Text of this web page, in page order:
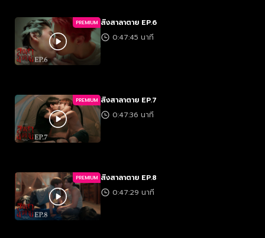
PREMIUM สิงสาลาตาย EP.6
0:47:45 นาที
PREMIUM สิงสาลาตาย EP.7
0:47:36 นาที
PREMIUM สิงสาลาตาย EP.8
0:47:29 นาที